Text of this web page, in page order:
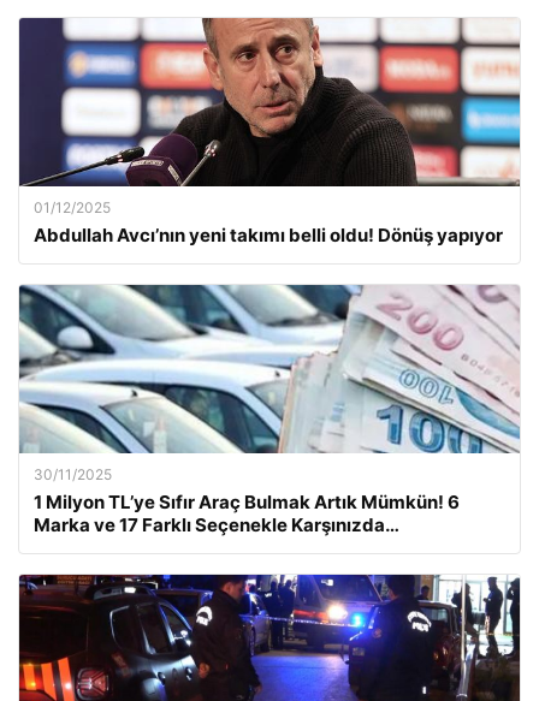
01/12/2025
Abdullah Avcı’nın yeni takımı belli oldu! Dönüş yapıyor
30/11/2025
1 Milyon TL’ye Sıfır Araç Bulmak Artık Mümkün! 6
Marka ve 17 Farklı Seçenekle Karşınızda…